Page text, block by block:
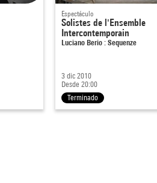
Espectáculo
Solistes de l'Ensemble
Intercontemporain
Luciano Berio : Sequenze
3 dic 2010
Desde 20:00
Terminado